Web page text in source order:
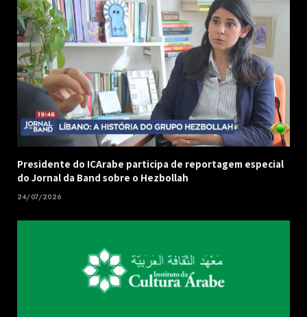
Presidente do ICArabe participa de reportagem especial
do Jornal da Band sobre o Hezbollah
24/07/2026